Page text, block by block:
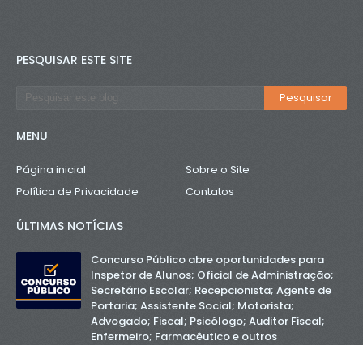
PESQUISAR ESTE SITE
MENU
Página inicial
Sobre o Site
Política de Privacidade
Contatos
ÚLTIMAS NOTÍCIAS
Concurso Público abre oportunidades para
Inspetor de Alunos; Oficial de Administração;
Secretário Escolar; Recepcionista; Agente de
Portaria; Assistente Social; Motorista;
Advogado; Fiscal; Psicólogo; Auditor Fiscal;
Enfermeiro; Farmacêutico e outros